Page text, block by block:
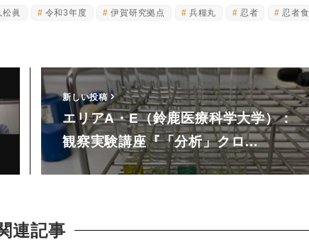
松眞 令和3年度 伊賀研究拠点 兵糧丸 忍者 忍者食
新しい投稿
エリアA・E（鈴鹿医療科学大学）：
観察実験講座『「分析」クロ…
連記事